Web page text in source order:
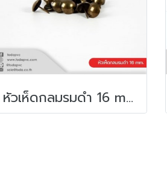
หัวเห็ดกลมรมดำ 16 mm.